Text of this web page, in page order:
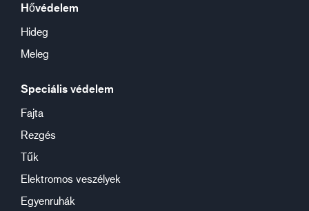
Hővédelem
Hideg
Meleg
Speciális védelem
Fajta
Rezgés
Tűk
Elektromos veszélyek
Egyenruhák